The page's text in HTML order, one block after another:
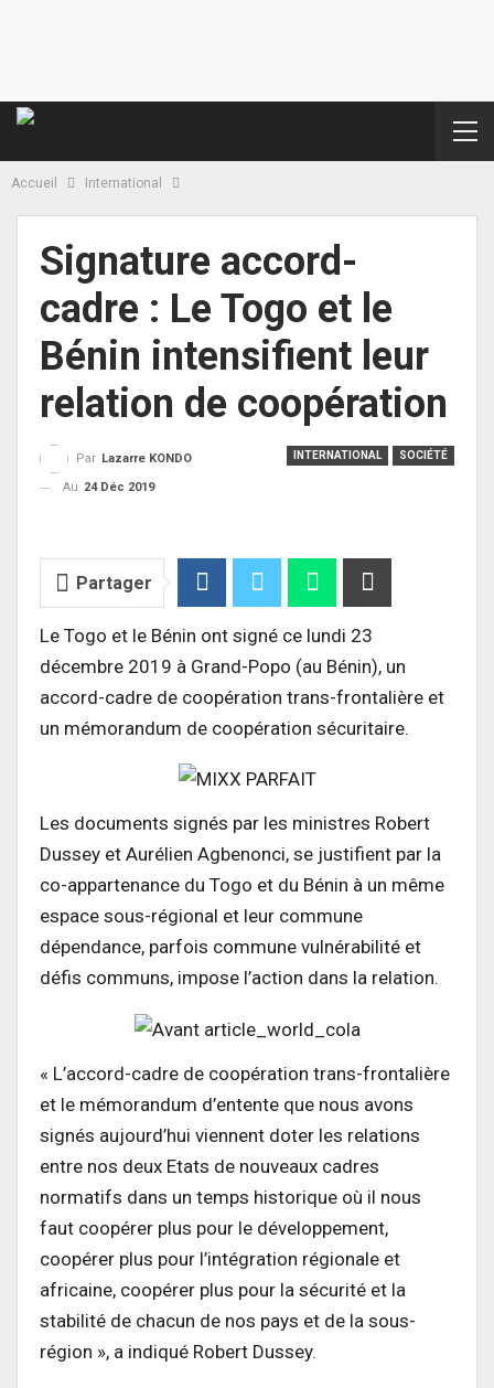
Accueil International
Signature accord-
cadre : Le Togo et le
Bénin intensifient leur
relation de coopération
INTERNATIONAL SOCIÉTÉ
Par Lazarre KONDO
Au 24 Déc 2019
Partager
Le Togo et le Bénin ont signé ce lundi 23
décembre 2019 à Grand-Popo (au Bénin), un
accord-cadre de coopération trans-frontalière et
un mémorandum de coopération sécuritaire.
Les documents signés par les ministres Robert
Dussey et Aurélien Agbenonci, se justifient par la
co-appartenance du Togo et du Bénin à un même
espace sous-régional et leur commune
dépendance, parfois commune vulnérabilité et
défis communs, impose l’action dans la relation.
« L’accord-cadre de coopération trans-frontalière
et le mémorandum d’entente que nous avons
signés aujourd’hui viennent doter les relations
entre nos deux Etats de nouveaux cadres
normatifs dans un temps historique où il nous
faut coopérer plus pour le développement,
coopérer plus pour l’intégration régionale et
africaine, coopérer plus pour la sécurité et la
stabilité de chacun de nos pays et de la sous-
région », a indiqué Robert Dussey.